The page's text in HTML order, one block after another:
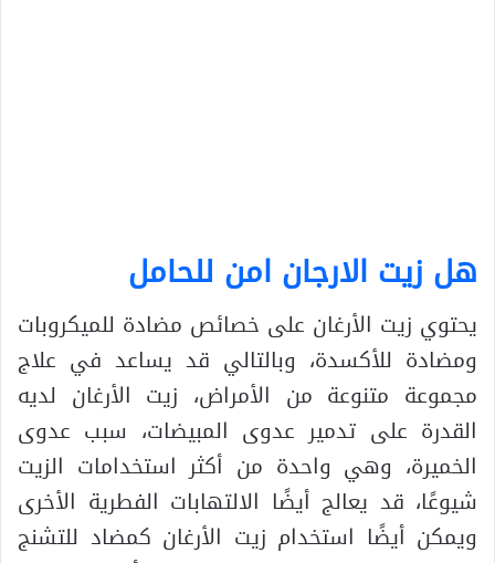
هل زيت الارجان امن للحامل
يحتوي زيت الأرغان على خصائص مضادة للميكروبات
ومضادة للأكسدة، وبالتالي قد يساعد في علاج
مجموعة متنوعة من الأمراض، زيت الأرغان لديه
القدرة على تدمير عدوى المبيضات، سبب عدوى
الخميرة، وهي واحدة من أكثر استخدامات الزيت
شيوعًا، قد يعالج أيضًا الالتهابات الفطرية الأخرى
ويمكن أيضًا استخدام زيت الأرغان كمضاد للتشنج